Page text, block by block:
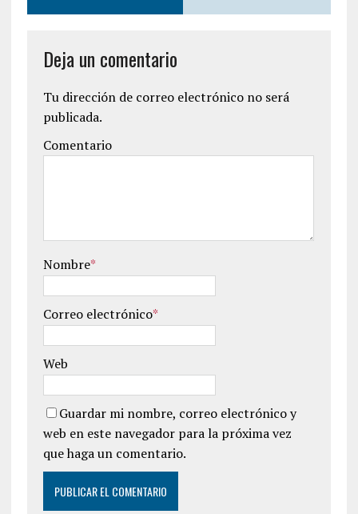
Deja un comentario
Tu dirección de correo electrónico no será
publicada.
Comentario
Nombre*
Correo electrónico*
Web
Guardar mi nombre, correo electrónico y
web en este navegador para la próxima vez
que haga un comentario.